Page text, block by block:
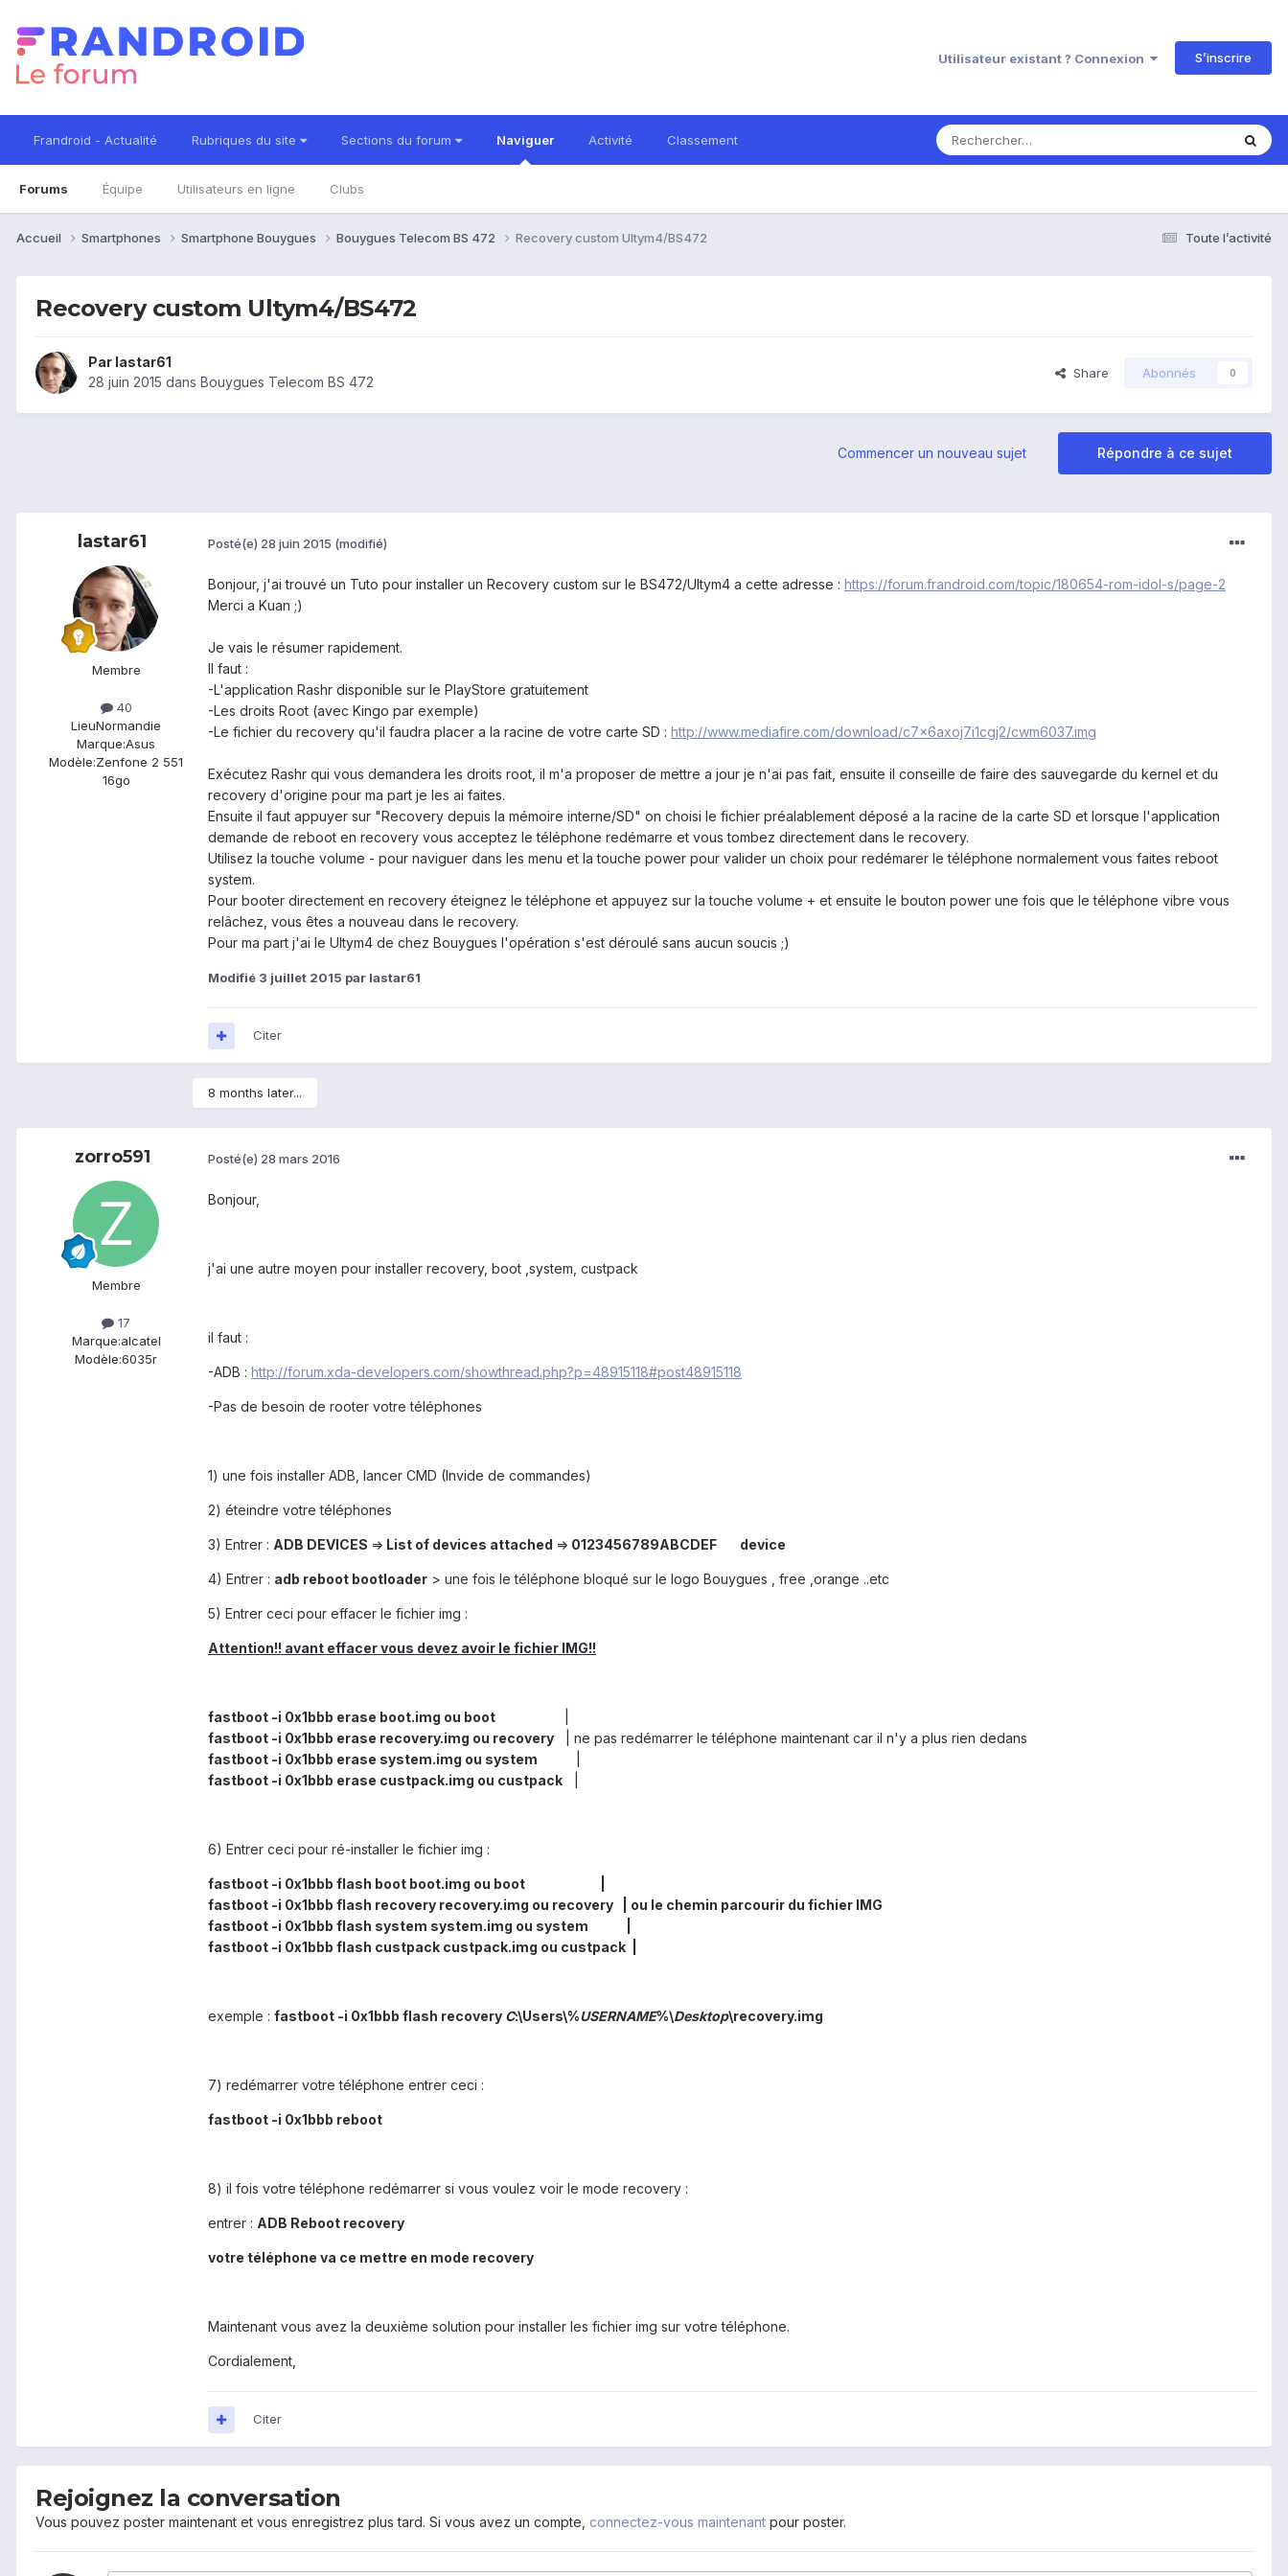
Utilisateur existant ? Connexion S’inscrire
Frandroid - Actualité Rubriques du site Sections du forum Naviguer
Forums Équipe Utilisateurs en ligne Clubs
Activité Classement
Toute l’activité
Accueil Smartphones Smartphone Bouygues Bouygues Telecom BS 472 Recovery custom Ultym4/BS472
Recovery custom Ultym4/BS472
Par lastar61
28 juin 2015 dans Bouygues Telecom BS 472
Share Abonnés 0
Répondre à ce sujet
Commencer un nouveau sujet
lastar61
Membre
40
LieuNormandie
Marque:Asus
Modèle:Zenfone 2 551
16go
Posté(e) 28 juin 2015 (modifié)
Bonjour, j'ai trouvé un Tuto pour installer un Recovery custom sur le BS472/Ultym4 a cette adresse : https://forum.frandroid.com/topic/180654-rom-idol-s/page-2
Merci a Kuan ;)
Je vais le résumer rapidement.
Il faut :
-L'application Rashr disponible sur le PlayStore gratuitement
-Les droits Root (avec Kingo par exemple)
-Le fichier du recovery qu'il faudra placer a la racine de votre carte SD : http://www.mediafire.com/download/c7x6axoj7i1cgj2/cwm6037.img
Exécutez Rashr qui vous demandera les droits root, il m'a proposer de mettre a jour je n'ai pas fait, ensuite il conseille de faire des sauvegarde du kernel et du
recovery d'origine pour ma part je les ai faites.
Ensuite il faut appuyer sur "Recovery depuis la mémoire interne/SD" on choisi le fichier préalablement déposé a la racine de la carte SD et lorsque l'application
demande de reboot en recovery vous acceptez le téléphone redémarre et vous tombez directement dans le recovery.
Utilisez la touche volume - pour naviguer dans les menu et la touche power pour valider un choix pour redémarer le téléphone normalement vous faites reboot
system.
Pour booter directement en recovery éteignez le téléphone et appuyez sur la touche volume + et ensuite le bouton power une fois que le téléphone vibre vous
relâchez, vous êtes a nouveau dans le recovery.
Pour ma part j'ai le Ultym4 de chez Bouygues l'opération s'est déroulé sans aucun soucis ;)
Modifié 3 juillet 2015 par lastar61
Citer
8 months later...
zorro591
Membre
17
Marque:alcatel
Modèle:6035r
Posté(e) 28 mars 2016
Bonjour,
j'ai une autre moyen pour installer recovery, boot ,system, custpack
il faut :
-ADB : http://forum.xda-developers.com/showthread.php?p=48915118#post48915118
-Pas de besoin de rooter votre téléphones
1) une fois installer ADB, lancer CMD (Invide de commandes)
2) éteindre votre téléphones
3) Entrer : ADB DEVICES => List of devices attached => 0123456789ABCDEF device
4) Entrer : adb reboot bootloader > une fois le téléphone bloqué sur le logo Bouygues , free ,orange ..etc
5) Entrer ceci pour effacer le fichier img :
Attention!! avant effacer vous devez avoir le fichier IMG!!
fastboot -i 0x1bbb erase boot.img ou boot
fastboot -i 0x1bbb erase recovery.img ou recovery | ne pas redémarrer le téléphone maintenant car il n'y a plus rien dedans
fastboot -i 0x1bbb erase system.img ou system
fastboot -i 0x1bbb erase custpack.img ou custpack
6) Entrer ceci pour ré-installer le fichier img :
fastboot -i 0x1bbb flash boot boot.img ou boot |
fastboot -i 0x1bbb flash recovery recovery.img ou recovery | ou le chemin parcourir du fichier IMG
fastboot -i 0x1bbb flash system system.img ou system |
fastboot -i 0x1bbb flash custpack custpack.img ou custpack |
exemple : fastboot -i 0x1bbb flash recovery C:\Users\%USERNAME%\Desktop\recovery.img
7) redémarrer votre téléphone entrer ceci :
fastboot -i 0x1bbb reboot
8) il fois votre téléphone redémarrer si vous voulez voir le mode recovery :
entrer : ADB Reboot recovery
votre téléphone va ce mettre en mode recovery
Maintenant vous avez la deuxième solution pour installer les fichier img sur votre téléphone.
Cordialement,
Citer
Rejoignez la conversation
Vous pouvez poster maintenant et vous enregistrez plus tard. Si vous avez un compte, connectez-vous maintenant pour poster.